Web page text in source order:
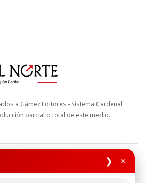
❯ ×
a Gámez Editores - Sistema Cardenal
parcial o total de este medio.
Derechos de Autor y Propiedad Intelectual
Política de Tratamiento de Datos